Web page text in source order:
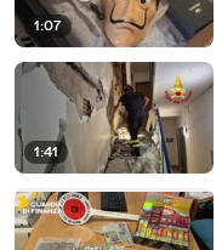
1:07
1:41